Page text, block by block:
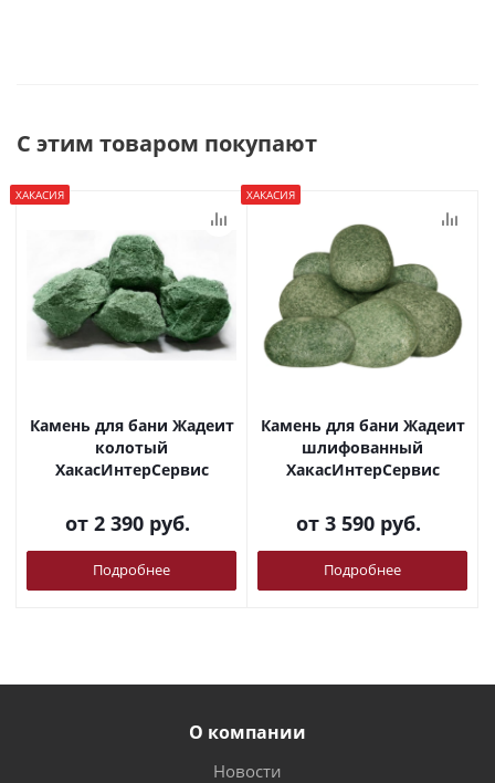
С этим товаром покупают
ХАКАСИЯ
Камень для бани Жадеит
колотый
ХакасИнтерСервис
от 2 390 руб.
Подробнее
ХАКАСИЯ
Камень для бани Жадеит
шлифованный
ХакасИнтерСервис
от 3 590 руб.
Подробнее
О компании
Новости